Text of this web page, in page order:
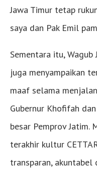
Jawa Timur tetap
saya dan Pak Emil
Sementara itu,
juga menyampaikan
maaf selama
Gubernur Khofifah
besar Pemprov Jatim.
terakhir kultur
transparan,